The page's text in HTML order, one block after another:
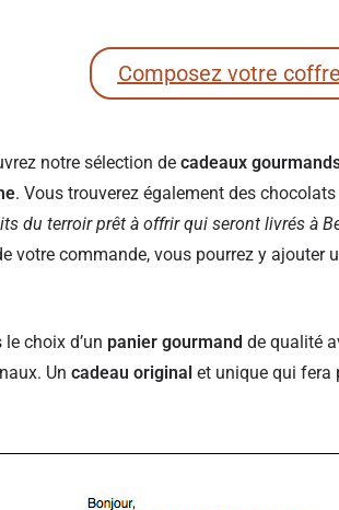
Composez votre
notre sélection de cadeaux
. Vous trouverez également des
du terroir prêt à offrir qui seront livrés à
votre commande, vous pourrez y ajouter
le choix d’un panier gourmand de qualité
Un cadeau original et unique qui fera